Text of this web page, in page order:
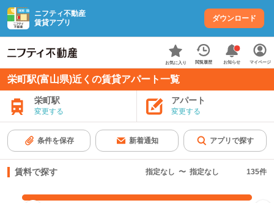
ニフティ不動産
賃貸アプリ
ダウンロード
お気に入り 閲覧履歴 お知らせ マイページ
栄町駅(富山県)近くの賃貸アパート一覧
栄町駅
変更する
アパート
変更する
条件を保存 新着通知 アプリで探す
賃料で探す 指定なし 〜 指定なし 135件